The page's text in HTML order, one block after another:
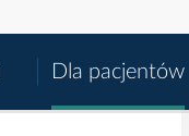
Dla pacjentów